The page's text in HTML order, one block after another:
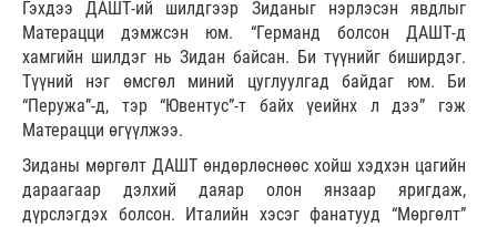
Гэхдээ ДАШТ-ий шилдгээр Зиданыг нэрлэсэн явдлыг
Матерацци дэмжсэн юм. “Германд болсон ДАШТ-д
хамгийн шилдэг нь Зидан байсан. Би түүнийг биширдэг.
Түүний нэг өмсгөл миний цуглуулгад байдаг юм. Би
“Перужа”-д, тэр “Ювентус”-т байх үеийнх л дээ” гэж
Матерацци өгүүлжээ.
Зиданы мөргөлт ДАШТ өндөрлөснөөс хойш хэдхэн цагийн
дараагаар дэлхий даяар олон янзаар яригдаж,
дүрслэгдэх болсон. Италийн хэсэг фанатууд “Мөргөлт”